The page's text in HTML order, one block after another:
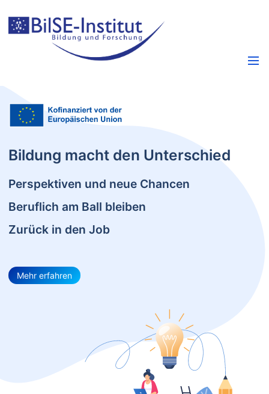
Bildung macht den Unterschied
Perspektiven und neue Chancen
Beruflich am Ball bleiben
Zurück in den Job
Mehr erfahren